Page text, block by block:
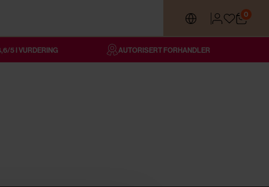
0
5 I VURDERING AUTORISERT FORHANDLER